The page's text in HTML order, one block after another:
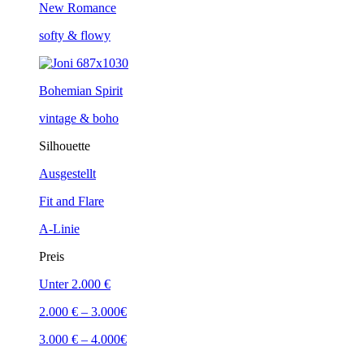
New Romance
softy & flowy
Bohemian Spirit
vintage & boho
Silhouette
Ausgestellt
Fit and Flare
A-Linie
Preis
Unter 2.000 €
2.000 € – 3.000€
3.000 € – 4.000€